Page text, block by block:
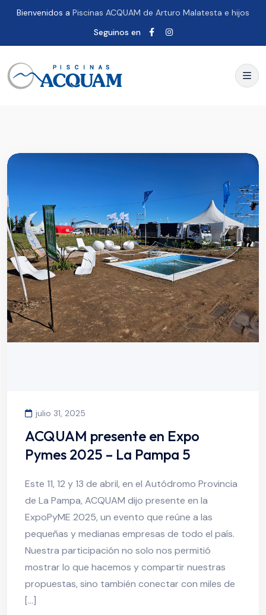
Bienvenidos a Piscinas ACQUAM de Arturo Malatesta e hijos
Seguinos en
julio 31, 2025
ACQUAM presente en Expo
Pymes 2025 – La Pampa 5
Este 11, 12 y 13 de abril, en el Autódromo Provincia
de La Pampa, ACQUAM dijo presente en la
ExpoPyME 2025, un evento que reúne a las
pequeñas y medianas empresas de todo el país.
Nuestra participación no solo nos permitió
mostrar lo que hacemos y compartir nuestras
propuestas, sino también conectar con miles de
[…]